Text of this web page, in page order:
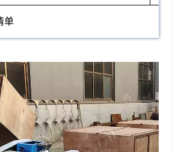
单